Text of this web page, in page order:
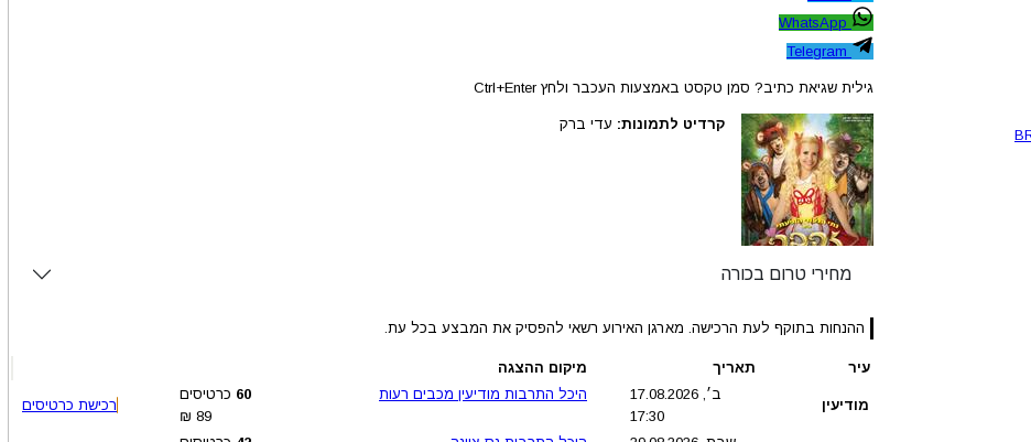
גילית שגיאת כתיב? סמן טקסט באמצעות העכבר ולחץ Ctrl+Enter
קרדיט לתמונות: עדי ברק
מחירי טרום בכורה
ההנחות בתוקף לעת הרכישה. מארגן האירוע רשאי להפסיק את המבצע בכל עת.
עיר תאריך מיקום ההצגה
מודיעין
ב׳, 17.08.2026
17:30
היכל התרבות מודיעין מכבים רעות 60 כרטיסים
89
₪
רכישת כרטיסים